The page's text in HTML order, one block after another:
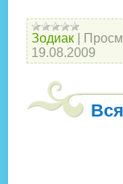
Зодиак
19.08.2009